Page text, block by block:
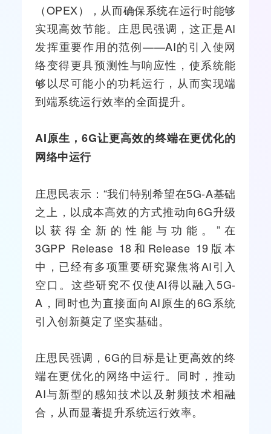
（OPEX），从而确保系统在运行时能够
实现高效节能。庄思民强调，这正是AI
发挥重要作用的范例——AI的引入使网
络变得更具预测性与响应性，使系统能
够以尽可能小的功耗运行，从而实现端
到端系统运行效率的全面提升。
AI原生，6G让更高效的终端在更优化的
网络中运行
庄思民表示：“我们特别希望在5G-A基础
之上，以成本高效的方式推动向6G升级
以获得全新的性能与功能。”在
3GPP Release 18和Release 19版本
中，已经有多项重要研究聚焦将AI引入
空口。这些研究不仅使AI得以融入5G-
A，同时也为直接面向AI原生的6G系统
引入创新奠定了坚实基础。
庄思民强调，6G的目标是让更高效的终
端在更优化的网络中运行。同时，推动
AI与新型的感知技术以及射频技术相融
合，从而显著提升系统运行效率。